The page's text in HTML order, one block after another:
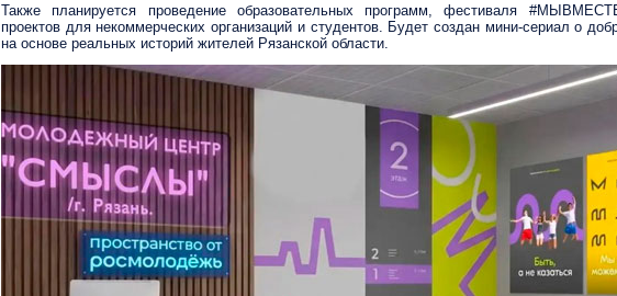
Также планируется проведение образовательных программ, фестиваля
проектов для некоммерческих организаций и студентов. Будет создан мини-сериал о
на основе реальных историй жителей Рязанской области.